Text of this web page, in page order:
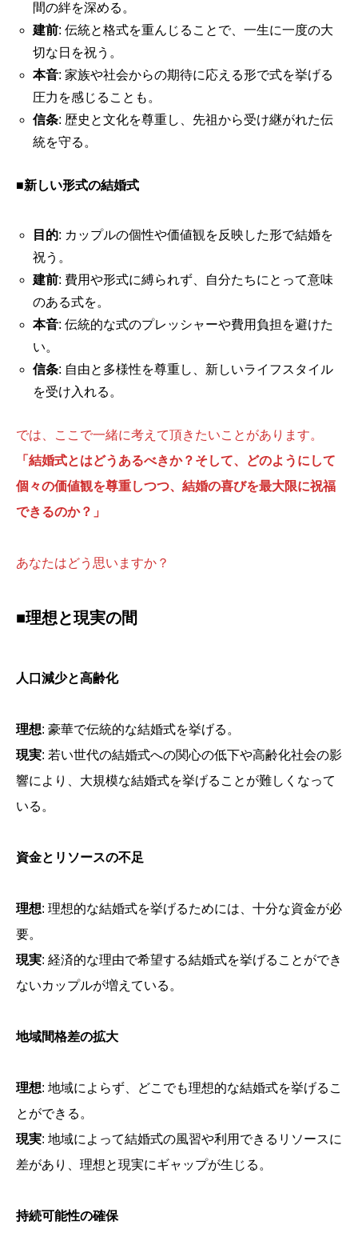
間の絆を深める。
建前: 伝統と格式を重んじることで、一生に一度の大
切な日を祝う。
本音: 家族や社会からの期待に応える形で式を挙げる
圧力を感じることも。
信条: 歴史と文化を尊重し、先祖から受け継がれた伝
統を守る。
■新しい形式の結婚式
目的: カップルの個性や価値観を反映した形で結婚を
祝う。
建前: 費用や形式に縛られず、自分たちにとって意味
のある式を。
本音: 伝統的な式のプレッシャーや費用負担を避けた
い。
信条: 自由と多様性を尊重し、新しいライフスタイル
を受け入れる。
では、ここで一緒に考えて頂きたいことがあります。
「結婚式とはどうあるべきか？そして、どのようにして
個々の価値観を尊重しつつ、結婚の喜びを最大限に祝福
できるのか？」
あなたはどう思いますか？
■理想と現実の間
人口減少と高齢化
理想: 豪華で伝統的な結婚式を挙げる。
現実: 若い世代の結婚式への関心の低下や高齢化社会の影
響により、大規模な結婚式を挙げることが難しくなって
いる。
資金とリソースの不足
理想: 理想的な結婚式を挙げるためには、十分な資金が必
要。
現実: 経済的な理由で希望する結婚式を挙げることができ
ないカップルが増えている。
地域間格差の拡大
理想: 地域によらず、どこでも理想的な結婚式を挙げるこ
とができる。
現実: 地域によって結婚式の風習や利用できるリソースに
差があり、理想と現実にギャップが生じる。
持続可能性の確保